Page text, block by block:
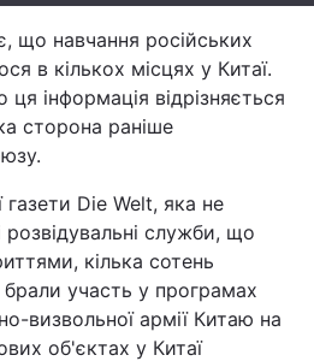
що навчання російських
в кількох місцях у Китаї.
інформація відрізняється
сторона раніше
Die Welt, яка не
розвідувальні служби, що
кілька сотень
брали участь у програмах
визвольної армії Китаю на
об'єктах у Китаї